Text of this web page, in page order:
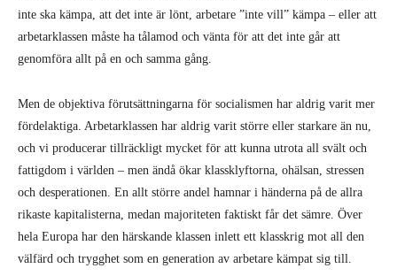
inte ska kämpa, att det inte är lönt, arbetare ”inte vill” kämpa – eller att
arbetarklassen måste ha tålamod och vänta för att det inte går att
genomföra allt på en och samma gång.
Men de objektiva förutsättningarna för socialismen har aldrig varit mer
fördelaktiga. Arbetarklassen har aldrig varit större eller starkare än nu,
och vi producerar tillräckligt mycket för att kunna utrota all svält och
fattigdom i världen – men ändå ökar klassklyftorna, ohälsan, stressen
och desperationen. En allt större andel hamnar i händerna på de allra
rikaste kapitalisterna, medan majoriteten faktiskt får det sämre. Över
hela Europa har den härskande klassen inlett ett klasskrig mot all den
välfärd och trygghet som en generation av arbetare kämpat sig till.